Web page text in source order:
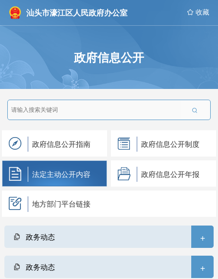
汕头市濠江区人民政府办公室  收藏
政府信息公开

政府信息公开指南 政府信息公开制度
法定主动公开内容 政府信息公开年报
地方部门平台链接
政务动态 +
政务动态 +